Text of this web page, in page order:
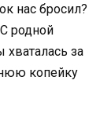
нас бросил?
родной
хваталась за
копейку